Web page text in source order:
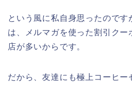
という風に私自身思ったのです
は、メルマガを使った割引クー
店が多いからです。
だから、友達にも極上コーヒー